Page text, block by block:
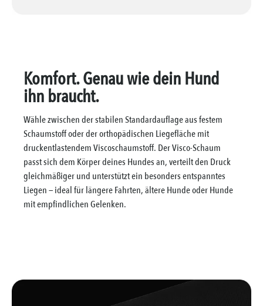
Komfort. Genau wie dein Hund
ihn braucht.
Wähle zwischen der stabilen Standardauflage aus festem
Schaumstoff oder der orthopädischen Liegefläche mit
druckentlastendem Viscoschaumstoff. Der Visco-Schaum
passt sich dem Körper deines Hundes an, verteilt den Druck
gleichmäßiger und unterstützt ein besonders entspanntes
Liegen — ideal für längere Fahrten, ältere Hunde oder Hunde
mit empfindlichen Gelenken.